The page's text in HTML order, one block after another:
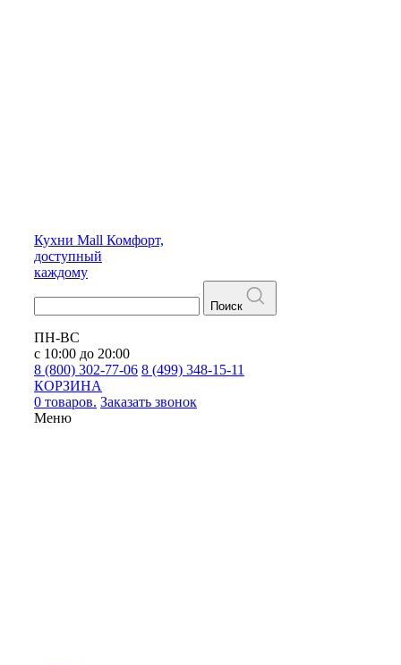
Кухни Mall Комфорт,
доступный
каждому
Поиск
ПН-ВС
с 10:00 до 20:00
8 (800) 302-77-06 8 (499) 348-15-11
КОРЗИНА
0 товаров. Заказать звонок
Меню